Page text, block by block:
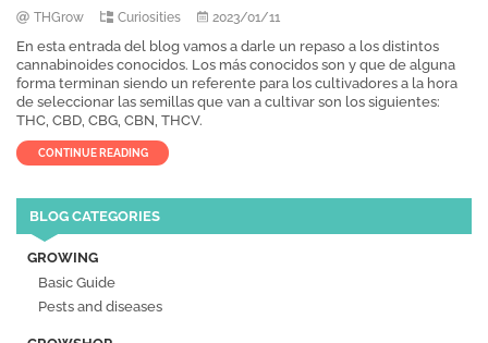
THGrow Curiosities 2023/01/11
En esta entrada del blog vamos a darle un repaso a los distintos
cannabinoides conocidos. Los más conocidos son y que de alguna
forma terminan siendo un referente para los cultivadores a la hora
de seleccionar las semillas que van a cultivar son los siguientes:
THC, CBD, CBG, CBN, THCV.
CONTINUE READING
BLOG CATEGORIES
GROWING
Basic Guide
Pests and diseases